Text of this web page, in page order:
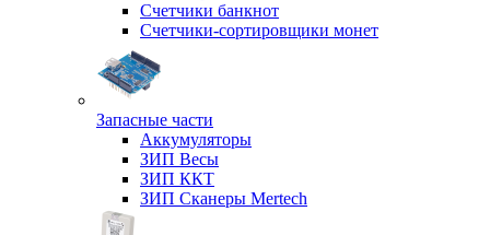
Счетчики банкнот
Счетчики-сортировщики монет
Запасные части
Аккумуляторы
ЗИП Весы
ЗИП ККТ
ЗИП Сканеры Mertech